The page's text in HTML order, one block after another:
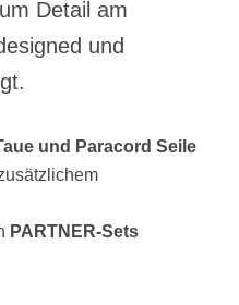
Detail am
und
und Paracord Seile
PARTNER-Sets